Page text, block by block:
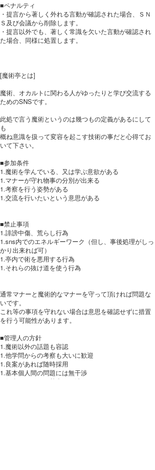
■ペナルティ
・提言から著しく外れる言動が確認された場合、ＳＮ
Ｓ及び会議から削除します。
・提言以外でも、著しく常識を欠いた言動が確認され
た場合、同様に処置します。
[魔術亭とは]
魔術、オカルトに関わる人がゆったりと学び交流する
ためのSNSです。
此処で言う魔術というのは幾つもの定義があるにして
も
概ね意識を扱って変容を起こす技術の事だと心得てお
いて下さい。
■参加条件
1.魔術を学んでいる、又は学ぶ意欲がある
1.マナーが守れ物事の分別が出来る
1.考察を行う姿勢がある
1.交流を行いたいという意思がある
■禁止事項
1.誹謗中傷、荒らし行為
1.sns内でのエネルギーワーク（但し、事後処理がしっ
かり出来れば可）
1.亭内で術を悪用する行為
1.それらの抜け道を使う行為
通常マナーと魔術的なマナーを守って頂ければ問題な
いです。
これ等の事項を守れない場合は意思を確認せずに措置
を行う可能性があります。
■管理人の方針
1.魔術以外の話題も容認
1.他学問からの考察も大いに歓迎
1.良案があれば随時採用
1.基本個人間の問題には無干渉
1.個人コミュには基本不干渉